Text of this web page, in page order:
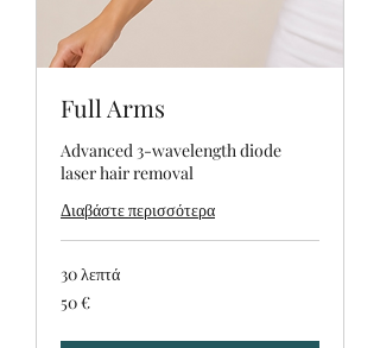
Full Arms
Advanced 3-wavelength diode
laser hair removal
Διαβάστε περισσότερα
30 λεπτά
ευρώ
50 €